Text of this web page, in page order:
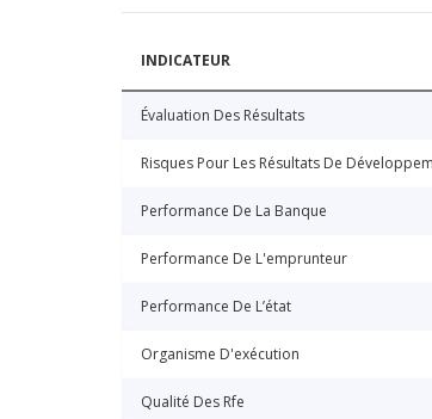
INDICATEUR
Évaluation Des Résultats
Risques Pour Les Résultats De
Performance De La Banque
Performance De L'emprunteur
Performance De L’état
Organisme D'exécution
Qualité Des Rfe